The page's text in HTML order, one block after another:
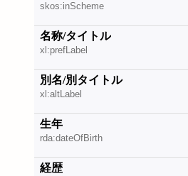
skos:inScheme
名称/タイトル
xl:prefLabel
別名/別タイトル
xl:altLabel
生年
rda:dateOfBirth
経歴